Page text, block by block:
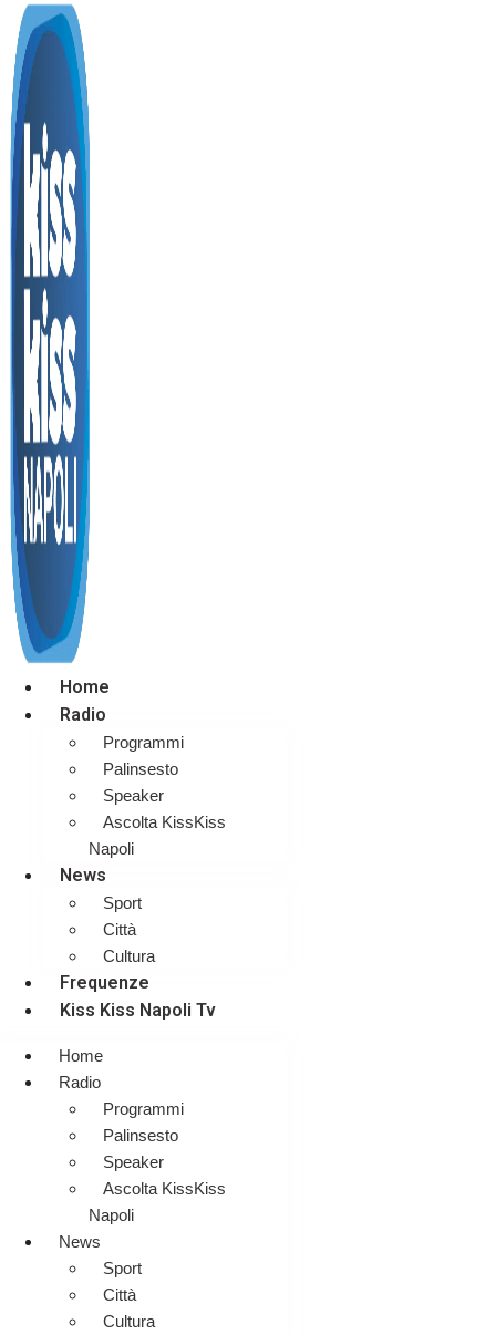
Home
Radio
Programmi
Palinsesto
Speaker
Ascolta KissKiss
Napoli
News
Sport
Città
Cultura
Frequenze
Kiss Kiss Napoli Tv
Home
Radio
Programmi
Palinsesto
Speaker
Ascolta KissKiss
Napoli
News
Sport
Città
Cultura